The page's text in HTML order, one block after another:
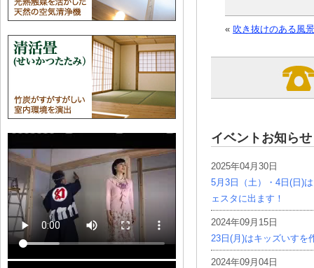
« 吹き抜けのある風
イベントお知らせ
2025年04月30日
5月3日（土）・4日(日)
ェスタに出ます！
2024年09月15日
23日(月)はキッズいすを
2024年09月04日